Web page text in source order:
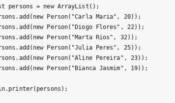
persons = new ArrayList();
Person("Carla Maria", 20));
Person("Diogo Flores", 22));
Person("Marta Rios", 32));
Person("Julia Peres", 25));
Person("Aline Pereira", 23));
Person("Bianca Jasmim", 19));